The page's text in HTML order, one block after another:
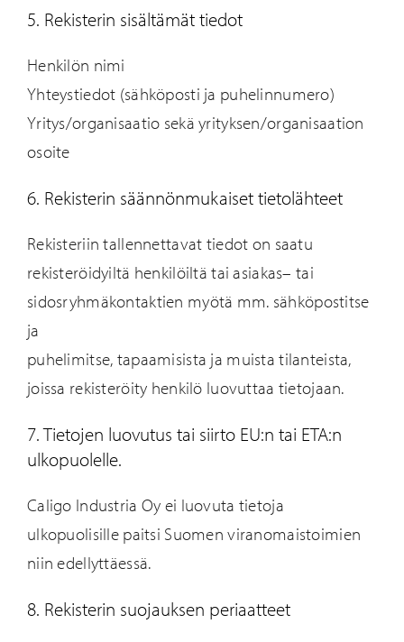
5. Rekisterin sisältämät tiedot
Henkilön nimi
Yhteystiedot (sähköposti ja puhelinnumero)
Yritys/organisaatio sekä yrityksen/organisaation
osoite
6. Rekisterin säännönmukaiset tietolähteet
Rekisteriin tallennettavat tiedot on saatu
rekisteröidyiltä henkilöiltä tai asiakas– tai
sidosryhmäkontaktien myötä mm. sähköpostitse
ja
puhelimitse, tapaamisista ja muista tilanteista,
joissa rekisteröity henkilö luovuttaa tietojaan.
7. Tietojen luovutus tai siirto EU:n tai ETA:n
ulkopuolelle.
Caligo Industria Oy ei luovuta tietoja
ulkopuolisille paitsi Suomen viranomaistoimien
niin edellyttäessä.
8. Rekisterin suojauksen periaatteet